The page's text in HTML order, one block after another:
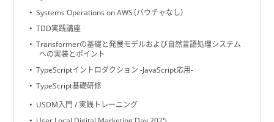
Systems Operations on AWS（バウチャなし）
TDD実践講座
Transformerの基礎と発展モデルおよび自然言語処理システム
への実装とポイント
TypeScriptイントロダクション -JavaScript応用-
TypeScript基礎研修
USDM入門 / 実践トレーニング